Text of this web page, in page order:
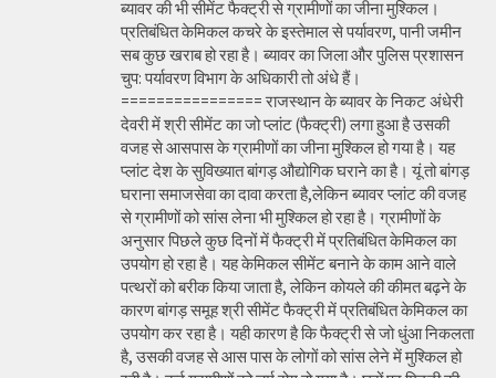
ब्यावर की भी सीमेंट फैक्ट्री से ग्रामीणों का जीना मुश्किल।
प्रतिबंधित केमिकल कचरे के इस्तेमाल से पर्यावरण, पानी जमीन
सब कुछ खराब हो रहा है। ब्यावर का जिला और पुलिस प्रशासन
चुप: पर्यावरण विभाग के अधिकारी तो अंधे हैं।
================ राजस्थान के ब्यावर के निकट अंधेरी
देवरी में श्री सीमेंट का जो प्लांट (फैक्ट्री) लगा हुआ है उसकी
वजह से आसपास के ग्रामीणों का जीना मुश्किल हो गया है। यह
प्लांट देश के सुविख्यात बांगड़ औद्योगिक घराने का है। यूं तो बांगड़
घराना समाजसेवा का दावा करता है,लेकिन ब्यावर प्लांट की वजह
से ग्रामीणों को सांस लेना भी मुश्किल हो रहा है। ग्रामीणों के
अनुसार पिछले कुछ दिनों में फैक्ट्री में प्रतिबंधित केमिकल का
उपयोग हो रहा है। यह केमिकल सीमेंट बनाने के काम आने वाले
पत्थरों को बरीक किया जाता है, लेकिन कोयले की कीमत बढ़ने के
कारण बांगड़ समूह श्री सीमेंट फैक्ट्री में प्रतिबंधित केमिकल का
उपयोग कर रहा है। यही कारण है कि फैक्ट्री से जो धुंआ निकलता
है, उसकी वजह से आस पास के लोगों को सांस लेने में मुश्किल हो